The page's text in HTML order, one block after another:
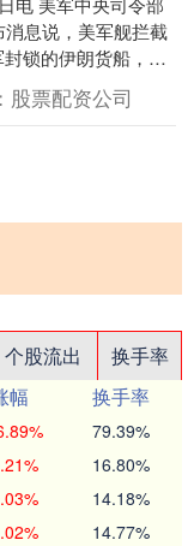
息说，美军舰拦截
锁的伊朗货船，并
。 消息说，这艘悬
股票配资公司
个股流出
换手率
幅
换手率
79.39%
16.80%
14.18%
14.77%